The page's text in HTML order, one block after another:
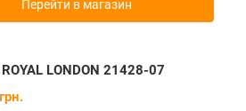
Перейти в магазин
LONDON 21428-07
грн.